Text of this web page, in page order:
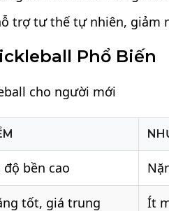
trợ tư thế tự nhiên, giảm
Phổ Biến
độ bền cao
tốt, giá trung
Ít